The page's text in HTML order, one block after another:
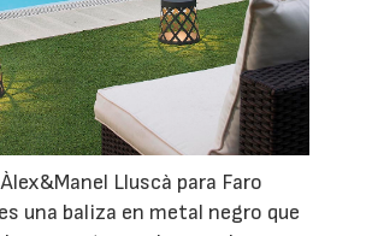
Lluscà para Faro
una baliza en metal negro que